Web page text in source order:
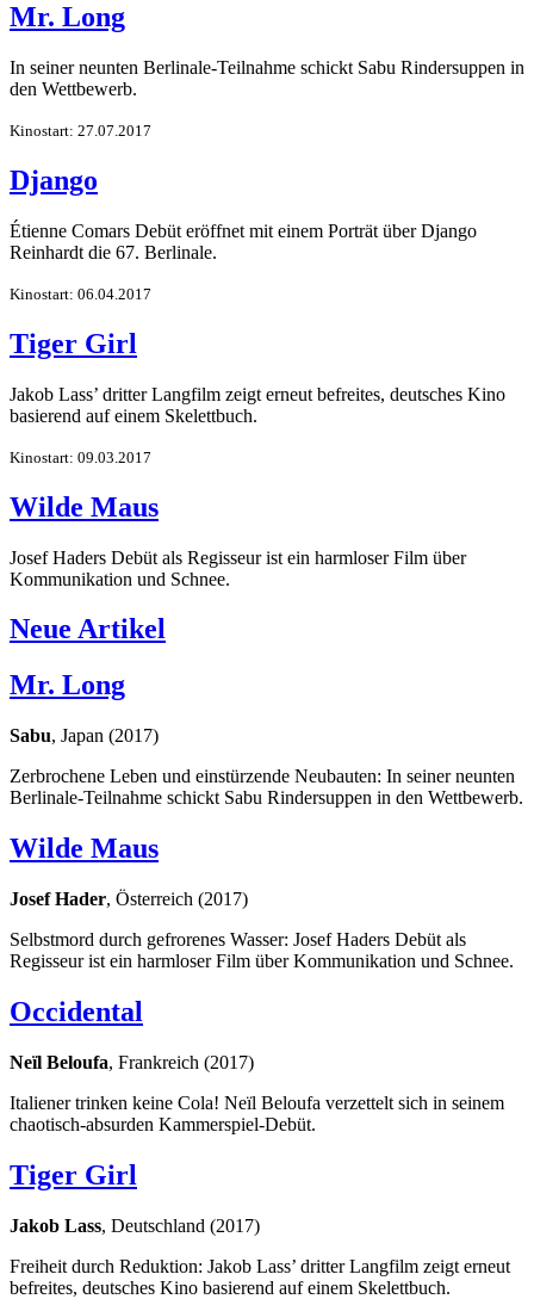
Mr. Long
In seiner neunten Berlinale-Teilnahme schickt Sabu Rindersuppen in
den Wettbewerb.
Kinostart: 27.07.2017
Django
Étienne Comars Debüt eröffnet mit einem Porträt über Django
Reinhardt die 67. Berlinale.
Kinostart: 06.04.2017
Tiger Girl
Jakob Lass’ dritter Langfilm zeigt erneut befreites, deutsches Kino
basierend auf einem Skelettbuch.
Kinostart: 09.03.2017
Wilde Maus
Josef Haders Debüt als Regisseur ist ein harmloser Film über
Kommunikation und Schnee.
Neue Artikel
Mr. Long
Sabu, Japan (2017)
Zerbrochene Leben und einstürzende Neubauten: In seiner neunten
Berlinale-Teilnahme schickt Sabu Rindersuppen in den Wettbewerb.
Wilde Maus
Josef Hader, Österreich (2017)
Selbstmord durch gefrorenes Wasser: Josef Haders Debüt als
Regisseur ist ein harmloser Film über Kommunikation und Schnee.
Occidental
Neïl Beloufa, Frankreich (2017)
Italiener trinken keine Cola! Neïl Beloufa verzettelt sich in seinem
chaotisch-absurden Kammerspiel-Debüt.
Tiger Girl
Jakob Lass, Deutschland (2017)
Freiheit durch Reduktion: Jakob Lass’ dritter Langfilm zeigt erneut
befreites, deutsches Kino basierend auf einem Skelettbuch.